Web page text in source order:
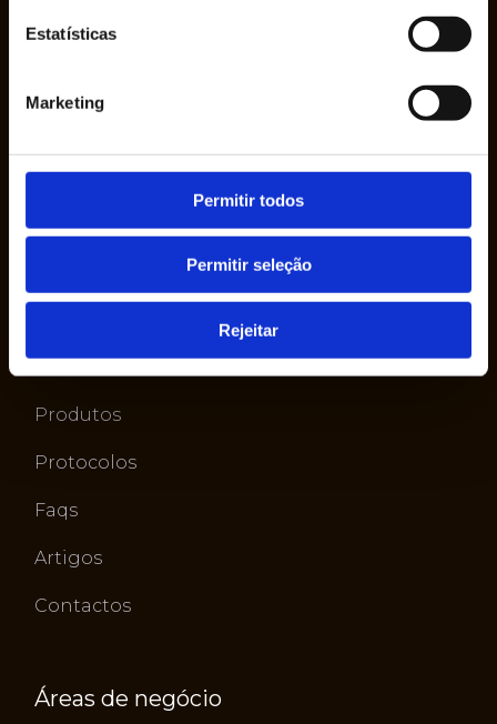
Estatísticas
Marketing
Permitir todos
Permitir seleção
Rejeitar
fundada em 1950 pelo Sr. Ruy de Lacerda, em
Produtos
Protocolos
Faqs
Artigos
Contactos
Áreas de negócio